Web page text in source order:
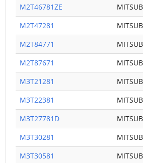
M2T46781ZE
M2T47281
M2T84771
M2T87671
M3T21281
M3T22381
M3T27781D
M3T30281
M3T30581